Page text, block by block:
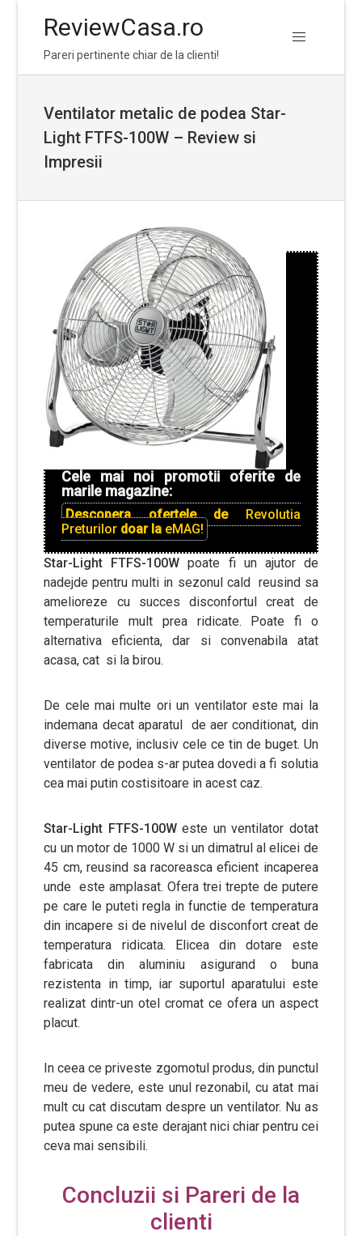
ReviewCasa.ro
Pareri pertinente chiar de la clienti!
Ventilator metalic de podea Star-
Light FTFS-100W – Review si
Impresii
Cele mai noi promotii oferite de
marile magazine:
Descopera ofertele de Revolutia
Preturilor doar la eMAG!
Star-Light FTFS-100Wpoate fi un ajutor de
nadejde pentru multi in sezonul cald reusind sa
amelioreze cu succes disconfortul creat de
temperaturile mult prea ridicate. Poate fi o
alternativa eficienta, dar si convenabila atat
acasa, cat si la birou.
De cele mai multe ori un ventilator este mai la
indemana decat aparatul de aer conditionat, din
diverse motive, inclusiv cele ce tin de buget. Un
ventilator de podea s-ar putea dovedi a fi solutia
cea mai putin costisitoare in acest caz.
Star-Light FTFS-100Weste un ventilator dotat
cu un motor de 1000 W si un dimatrul al elicei de
45 cm, reusind sa racoreasca eficient incaperea
unde este amplasat. Ofera trei trepte de putere
pe care le puteti regla in functie de temperatura
din incapere si de nivelul de disconfort creat de
temperatura ridicata. Elicea din dotare este
fabricata din aluminiu asigurand o buna
rezistenta in timp, iar suportul aparatului este
realizat dintr-un otel cromat ce ofera un aspect
placut.
In ceea ce priveste zgomotul produs, din punctul
meu de vedere, este unul rezonabil, cu atat mai
mult cu cat discutam despre un ventilator. Nu as
putea spune ca este derajant nici chiar pentru cei
ceva mai sensibili.
Concluzii si Pareri de la
clienti